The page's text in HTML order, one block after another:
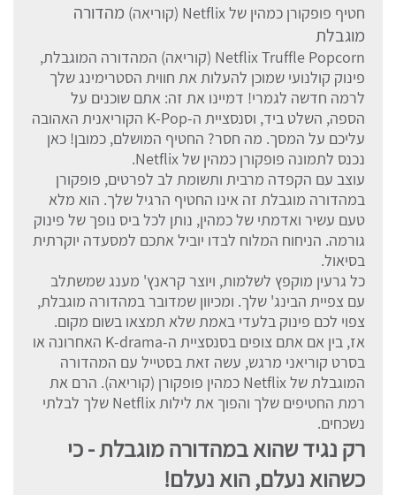
חטיף פופקורן כמהין של Netflix (קוריאה)
מהדורה
מוגבלת
Netflix Truffle Popcorn (קוריאה) המהדורה המוגבלת,
פינוק קולנועי שמוכן להעלות את חווית הסטרימינג שלך
לרמה חדשה לגמרי! דמיינו את זה: אתם שוכנים על
הספה, השלט ביד, וסנסציית ה-K-Pop הקוריאנית האהובה
עליכם על המסך. מה חסר? החטיף המושלם, כמובן! כאן
נכנס לתמונה פופקורן כמהין של Netflix.
עוצב עם הקפדה מרבית ותשומת לב לפרטים, פופקורן
במהדורה מוגבלת זה אינו החטיף הרגיל שלך. הוא מלא
טעם עשיר ואדמתי של כמהין, נותן לכל ביס נופך של פינוק
גורמה. הניחוח המלוח לבדו יוביל אתכם למסעדה יוקרתית
בסיאול.
כל גרעין מוקפץ לשלמות, ויוצר קראנץ' מענג שמשתלב
עם צפיית הבינג' שלך. ומכיוון שמדובר במהדורה מוגבלת,
צפוי לכם פינוק בלעדי באמת שלא תמצאו בשום מקום.
אז, בין אם אתם צופים בסנסציית ה-K-drama האחרונה או
בסרט קוריאני מרגש, עשה זאת בסטייל עם המהדורה
המוגבלת של Netflix כמהין פופקורן (קוריאה). הרם את
רמת החטיפים שלך והפוך את לילות Netflix שלך לבלתי
נשכחים.
רק נגיד שהוא במהדורה מוגבלת - כי
כשהוא נעלם, הוא נעלם!